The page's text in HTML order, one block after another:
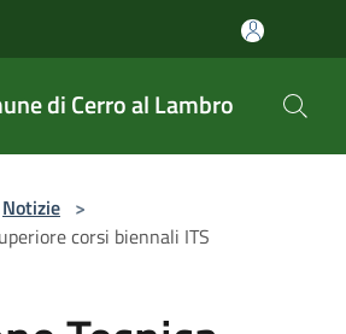
di Cerro al Lambro
Notizie >
corsi biennali ITS